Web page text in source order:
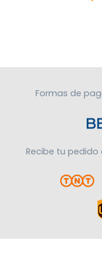
Formas de
Recibe tu pedido